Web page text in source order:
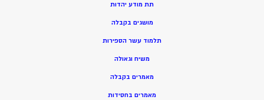
תת מודע יהדות
מושגים בקבלה
תלמוד עשר הספירות
משיח וגאולה
מאמרים בקבלה
מאמרים בחסידות